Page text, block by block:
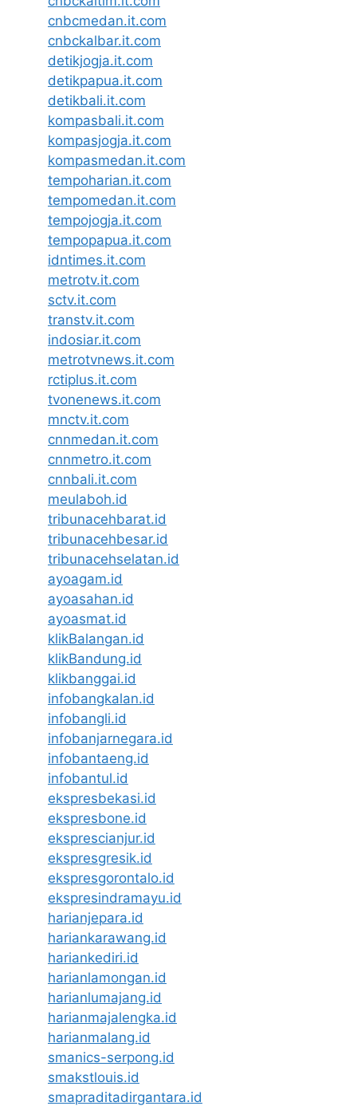
cnbcmedan.it.com
cnbckalbar.it.com
detikjogja.it.com
detikpapua.it.com
detikbali.it.com
kompasbali.it.com
kompasjogja.it.com
kompasmedan.it.com
tempoharian.it.com
tempomedan.it.com
tempojogja.it.com
tempopapua.it.com
idntimes.it.com
metrotv.it.com
sctv.it.com
transtv.it.com
indosiar.it.com
metrotvnews.it.com
rctiplus.it.com
tvonenews.it.com
mnctv.it.com
cnnmedan.it.com
cnnmetro.it.com
cnnbali.it.com
meulaboh.id
tribunacehbarat.id
tribunacehbesar.id
tribunacehselatan.id
ayoagam.id
ayoasahan.id
ayoasmat.id
klikBalangan.id
klikBandung.id
klikbanggai.id
infobangkalan.id
infobangli.id
infobanjarnegara.id
infobantaeng.id
infobantul.id
ekspresbekasi.id
ekspresbone.id
eksprescianjur.id
ekspresgresik.id
ekspresgorontalo.id
ekspresindramayu.id
harianjepara.id
hariankarawang.id
hariankediri.id
harianlamongan.id
harianlumajang.id
harianmajalengka.id
harianmalang.id
smanics-serpong.id
smakstlouis.id
smapraditadirgantara.id